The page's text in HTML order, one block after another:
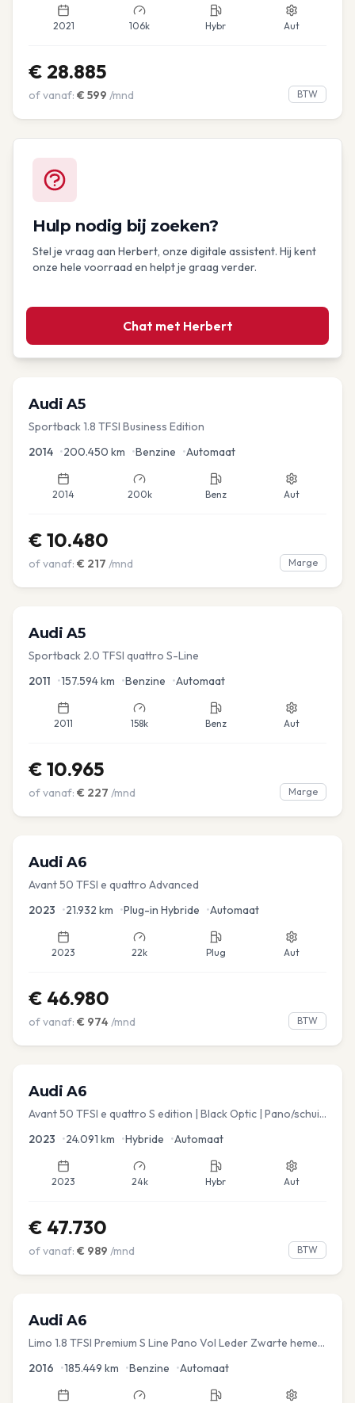
2021 106k Hybr Aut
€ 28.885
of vanaf: € 599 /mnd BTW
Hulp nodig bij zoeken?
Stel je vraag aan Herbert, onze digitale assistent. Hij kent
onze hele voorraad en helpt je graag verder.
Chat met Herbert
Audi A5
Sportback 1.8 TFSI Business Edition
2014 •200.450 km •Benzine •Automaat
2014 200k Benz Aut
€ 10.480
of vanaf: € 217 /mnd Marge
Audi A5
Sportback 2.0 TFSI quattro S-Line
2011 •157.594km •Benzine •Automaat
2011 158k Benz Aut
€ 10.965
of vanaf: € 227 /mnd Marge
Audi A6
Avant 50 TFSI e quattro Advanced
2023 •21.932 km •Plug-in Hybride •Automaat
2023 22k Plug Aut
€ 46.980
of vanaf: € 974 /mnd BTW
Audi A6
Avant 50 TFSI e quattro S edition | Black Optic | Pano/schuif
2023 •24.091 km •Hybride •Automaat
2023 24k Hybr Aut
€ 47.730
of vanaf: € 989 /mnd BTW
Audi A6
Limo 1.8 TFSI Premium S Line Pano Vol Leder Zwarte hemel
2016 •185.449 km •Benzine •Automaat